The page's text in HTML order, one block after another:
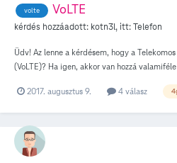
volte VoLTE
kérdés hozzáadott: kotn3l, itt:Telefon
Üdv! Az lenne a kérdésem, hogy a
(VoLTE)? Ha igen, akkor van hozzá
2017. augusztus 9.
4 válasz